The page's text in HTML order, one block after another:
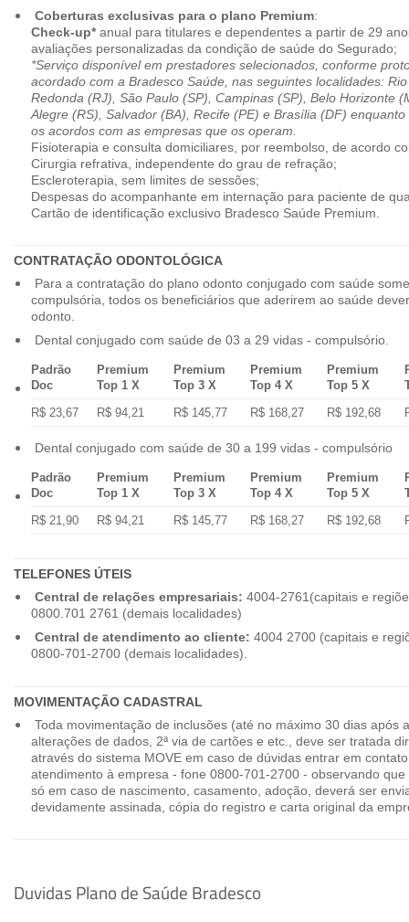
Coberturas exclusivas para o plano Premium:
Check-up*anual para titulares e dependentes a partir de 29
avaliações personalizadas da condição de saúde do Segurado;
*Serviço disponível em prestadores selecionados, conforme
acordado com a Bradesco Saúde, nas seguintes localidades:
Redonda (RJ), São Paulo (SP), Campinas (SP), Belo Horizonte
Alegre (RS), Salvador (BA), Recife (PE) e Brasília (DF)
os acordos com as empresas que os operam.
Fisioterapia e consulta domiciliares, por reembolso, de acordo
Cirurgia refrativa, independente do grau de refração;
Escleroterapia, sem limites de sessões;
Despesas do acompanhante em internação para paciente de
Cartão de identificação exclusivo Bradesco Saúde Premium.
CONTRATAÇÃO ODONTOLÓGICA
Para a contratação do plano odonto conjugado com saúde
compulsória, todos os beneficiários que aderirem ao saúde
odonto.
Dental conjugado com saúde de 03 a 29 vidas - compulsório.
Padrão
Doc
Premium
Top 1 X
Premium
Top 3 X
Premium
Top 4 X
Premium
Top 5 X
R$ 23,67
R$ 94,21 R$ 145,77 R$ 168,27 R$ 192,68
Dental conjugado com saúde de 30 a 199 vidas - compulsório
Padrão
Doc
Premium
Top 1 X
Premium
Top 3 X
Premium
Top 4 X
Premium
Top 5 X
R$ 21,90
R$ 94,21 R$ 145,77 R$ 168,27 R$ 192,68
TELEFONES ÚTEIS
Central de relações empresariais: 4004-2761(capitais e
0800.701 2761 (demais localidades)
Central de atendimento ao cliente: 4004 2700 (capitais e
0800-701-2700 (demais localidades).
MOVIMENTAÇÃO CADASTRAL
Toda movimentação de inclusões (até no máximo 30 dias após
alterações de dados, 2ª via de cartões e etc., deve ser tratada
através do sistema MOVE em caso de dúvidas entrar em
atendimento à empresa - fone 0800-701-2700 - observando
só em caso de nascimento, casamento, adoção, deverá ser
devidamente assinada, cópia do registro e carta original da
Duvidas Plano de Saúde Bradesco